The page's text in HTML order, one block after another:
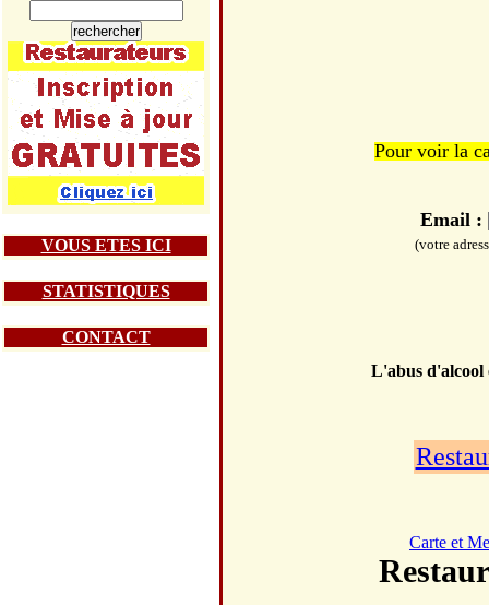
VOUS ETES ICI
STATISTIQUES
CONTACT
Pour voir la
Email :
(votre
L'abus d'alcool
Carte et